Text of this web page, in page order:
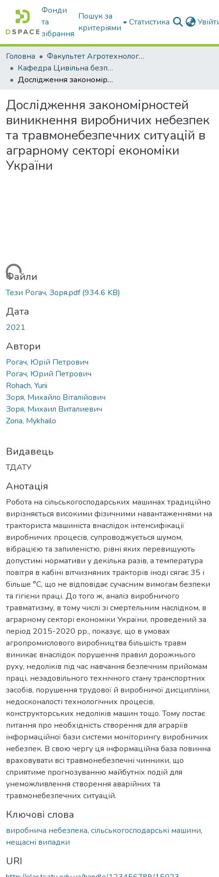
Фонди
та
зібрання
Пошук за
критеріями
Статистика
Головна
Факультет Агротехнологій та екології
Кафедра Цивільна безпека
Дослідження закономірностей виникнення виробничих небезпек та травмонебезпечних ситуацій в аграрному секторі економіки України
Дослідження закономірностей
виникнення виробничих небезпек
та травмонебезпечних ситуацій в
аграрному секторі економіки
України
Файли
Тези Рогач, Зоря.pdf(934.6 KB)
Дата
2021
Автори
Рогач, Юрій Петрович
Рогач, Юрий Петрович
Rohach, Yurii
Зоря, Михайло Віталійович
Зоря, Михаил Виталиевич
Zoria, Mykhailo
Видавець
ТДАТУ
Анотація
Робота на сільськогосподарських машинах традиційно
вирізняється високими фізичними навантаженнями на
тракториста машиніста внаслідок інтенсифікації
виробничих процесів, супроводжується шумом,
вібрацією та запиленістю, рівні яких перевищують
допустимі нормативи у декілька разів, а температура
повітря в кабіні вітчизняних тракторів іноді сягає 35 і
більше °С, що не відповідає сучасним вимогам безпеки
та гігієни праці. До того ж, аналіз виробничого
травматизму, в тому числі зі смертельним наслідком, в
аграрному секторі економіки України, проведений за
період 2015-2020 рр., показує, що в умовах
агропромислового виробництва більшість травм
виникає внаслідок порушення правил дорожнього
руху, недоліків під час навчання безпечним прийомам
праці, незадовільного технічного стану транспортних
засобів, порушення трудової й виробничої дисципліни,
недосконалості технологічних процесів,
конструкторських недоліків машин тощо. Тому постає
питання про необхідність створення для аграріїв
інформаційної бази системи моніторингу виробничих
небезпек. В свою чергу ця інформаційна база повинна
враховувати всі травмонебезпечні чинники, що
сприятиме прогнозуванню майбутніх подій для
унеможливлення створення аварійних та
травмонебезпечних ситуацій.
Ключові слова
виробнича небезпека, сільськогосподарські машини,
нещасні випадки
URI